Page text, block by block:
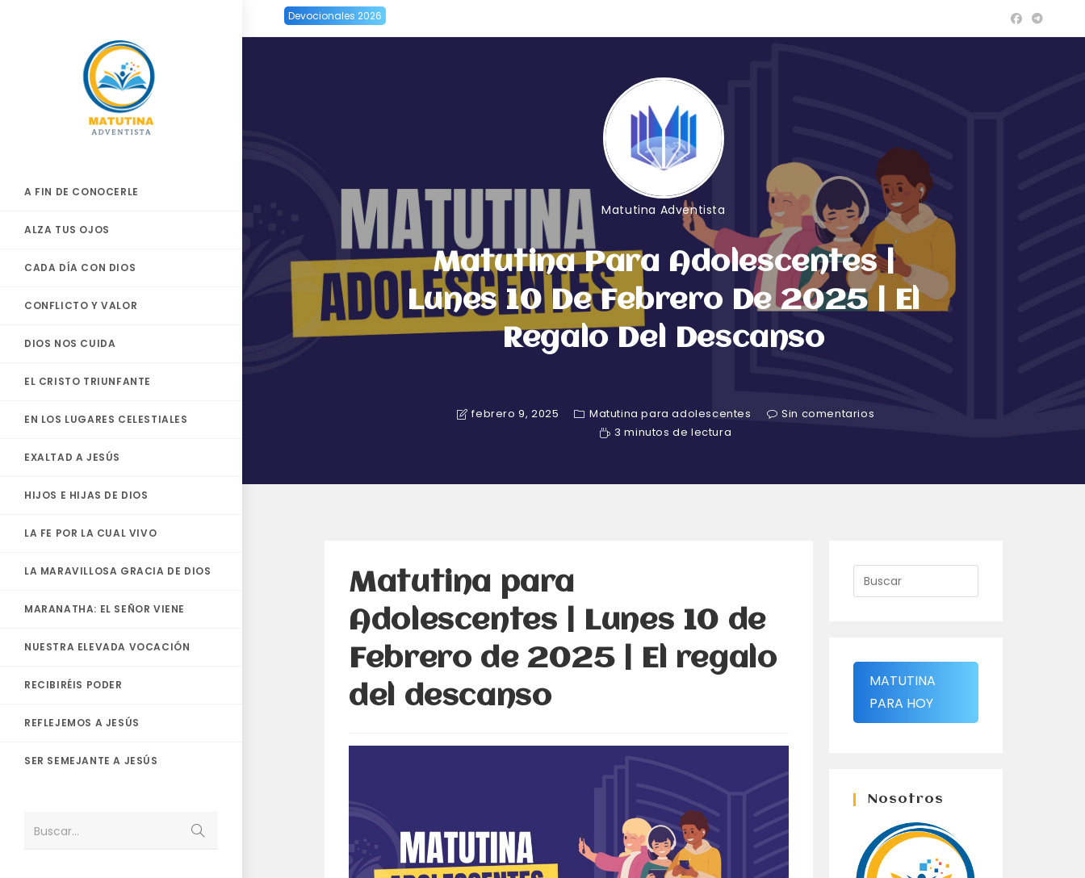
Devocionales 2026
A FIN DE CONOCERLE
ALZA TUS OJOS
CADA DÍA CON DIOS
CONFLICTO Y VALOR
DIOS NOS CUIDA
EL CRISTO TRIUNFANTE
EN LOS LUGARES CELESTIALES
EXALTAD A JESÚS
HIJOS E HIJAS DE DIOS
LA FE POR LA CUAL VIVO
LA MARAVILLOSA GRACIA DE DIOS
MARANATHA: EL SEÑOR VIENE
NUESTRA ELEVADA VOCACIÓN
RECIBIRÉIS PODER
REFLEJEMOS A JESÚS
SER SEMEJANTE A JESÚS
Buscar...
la
Matutina Adventista
Matutina Para Adolescentes |
Lunes 10 De Febrero De 2025 | El
Regalo Del Descanso
febrero 9, 2025 Matutina para adolescentes
Sin comentarios
3 minutos de lectura
Matutina para
Adolescentes | Lunes 10 de
Febrero de 2025 | El regalo
del descanso
MATUTINA
PARA HOY
Nosotros